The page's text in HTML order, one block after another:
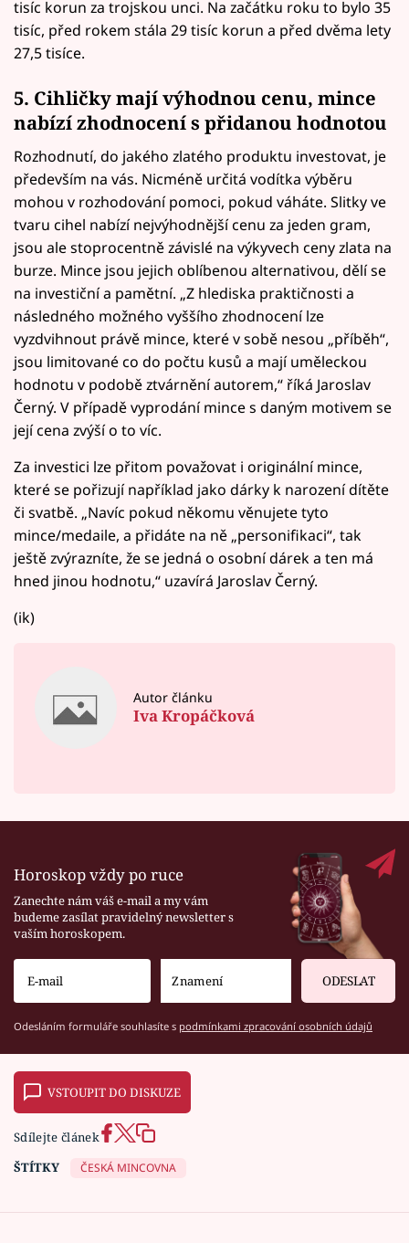
tisíc korun za trojskou unci. Na začátku roku to bylo 35
tisíc, před rokem stála 29 tisíc korun a před dvěma lety
27,5 tisíce.
5. Cihličky mají výhodnou cenu, mince
nabízí zhodnocení s přidanou hodnotou
Rozhodnutí, do jakého zlatého produktu investovat, je
především na vás. Nicméně určitá vodítka výběru
mohou v rozhodování pomoci, pokud váháte. Slitky ve
tvaru cihel nabízí nejvýhodnější cenu za jeden gram,
jsou ale stoprocentně závislé na výkyvech ceny zlata na
burze. Mince jsou jejich oblíbenou alternativou, dělí se
na investiční a pamětní. „Z hlediska praktičnosti a
následného možného vyššího zhodnocení lze
vyzdvihnout právě mince, které v sobě nesou „příběh“,
jsou limitované co do počtu kusů a mají uměleckou
hodnotu v podobě ztvárnění autorem,“ říká Jaroslav
Černý. V případě vyprodání mince s daným motivem se
její cena zvýší o to víc.
Za investici lze přitom považovat i originální mince,
které se pořizují například jako dárky k narození dítěte
či svatbě. „Navíc pokud někomu věnujete tyto
mince/medaile, a přidáte na ně „personifikaci“, tak
ještě zvýrazníte, že se jedná o osobní dárek a ten má
hned jinou hodnotu,“ uzavírá Jaroslav Černý.
(ik)
Autor článku
Iva Kropáčková
Horoskop vždy po ruce
Zanechte nám váš e-mail a my vám
budeme zasílat pravidelný newsletter s
vaším horoskopem.
ODESLAT
Odesláním formuláře souhlasíte s podmínkami zpracování osobních údajů
VSTOUPIT DO DISKUZE
Sdílejte článek
ŠTÍTKY
ČESKÁ MINCOVNA